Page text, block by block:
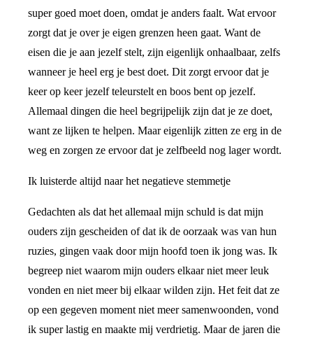
super goed moet doen, omdat je anders faalt. Wat ervoor
zorgt dat je over je eigen grenzen heen gaat. Want de
eisen die je aan jezelf stelt, zijn eigenlijk onhaalbaar, zelfs
wanneer je heel erg je best doet. Dit zorgt ervoor dat je
keer op keer jezelf teleurstelt en boos bent op jezelf.
Allemaal dingen die heel begrijpelijk zijn dat je ze doet,
want ze lijken te helpen. Maar eigenlijk zitten ze erg in de
weg en zorgen ze ervoor dat je zelfbeeld nog lager wordt.
Ik luisterde altijd naar het negatieve stemmetje
Gedachten als dat het allemaal mijn schuld is dat mijn
ouders zijn gescheiden of dat ik de oorzaak was van hun
ruzies, gingen vaak door mijn hoofd toen ik jong was. Ik
begreep niet waarom mijn ouders elkaar niet meer leuk
vonden en niet meer bij elkaar wilden zijn. Het feit dat ze
op een gegeven moment niet meer samenwoonden, vond
ik super lastig en maakte mij verdrietig. Maar de jaren die